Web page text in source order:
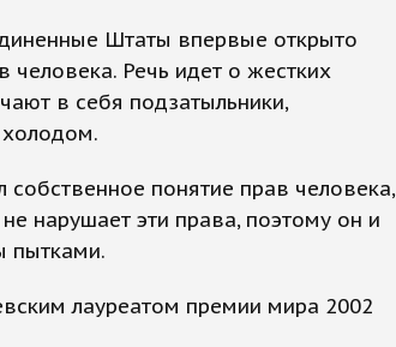
Штаты впервые открыто
Речь идет о жестких
в себя подзатыльники,
понятие прав человека,
нарушает эти права, поэтому он и
пытками.
лауреатом премии мира 2002